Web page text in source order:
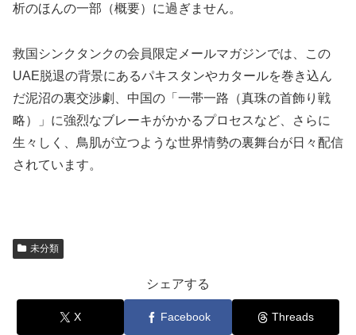
析のほんの一部（概要）に過ぎません。
救国シンクタンクの会員限定メールマガジンでは、この
UAE脱退の背景にあるパキスタンやカタールを巻き込ん
だ泥沼の裏交渉劇、中国の「一帯一路（真珠の首飾り戦
略）」に強烈なブレーキがかかるプロセスなど、さらに
生々しく、鳥肌が立つような世界情勢の裏舞台が日々配信
されています。
未分類
シェアする
X Facebook Threads